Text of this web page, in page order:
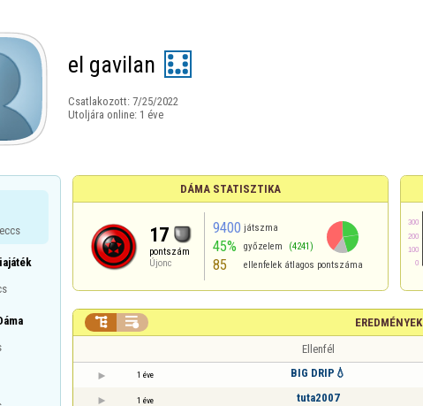
el gavilan
Csatlakozott: 7/25/2022
Utoljára online: 1 éve
DÁMA STATISZTIKA
17
pontszám
Újonc
9400 játszma
45% győzelem (4241)
85 ellenfelek átlagos pontszáma
EREDMÉNYEK
 
Ellenfél
1 éve BIG DRIP💧
1 éve tuta2007